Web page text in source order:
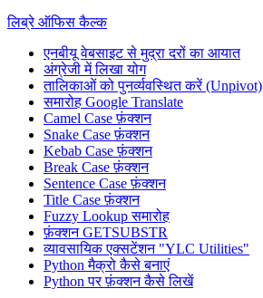
लिब्रे ऑफिस कैल्क
एनबीयू वेबसाइट से मुद्रा दरों का आयात
अंग्रेजी में लिखा योग
तालिकाओं को पुनर्व्यवस्थित करें (Unpivot)
समारोह Google Translate
Camel Case फ़ंक्शन
Snake Case फ़ंक्शन
Kebab Case फ़ंक्शन
Break Case फ़ंक्शन
Sentence Case फ़ंक्शन
Title Case फ़ंक्शन
Fuzzy Lookupसमारोह
फ़ंक्शन GETSUBSTR
व्यावसायिक एक्सटेंशन "YLC Utilities"
Python मैक्रो कैसे बनाएं
Python पर फ़ंक्शन कैसे लिखें